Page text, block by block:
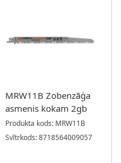
MRW11B Zobenzāģa
asmenis kokam 2gb
Produkta kods: MRW11B
Svītrkods: 8718564009057